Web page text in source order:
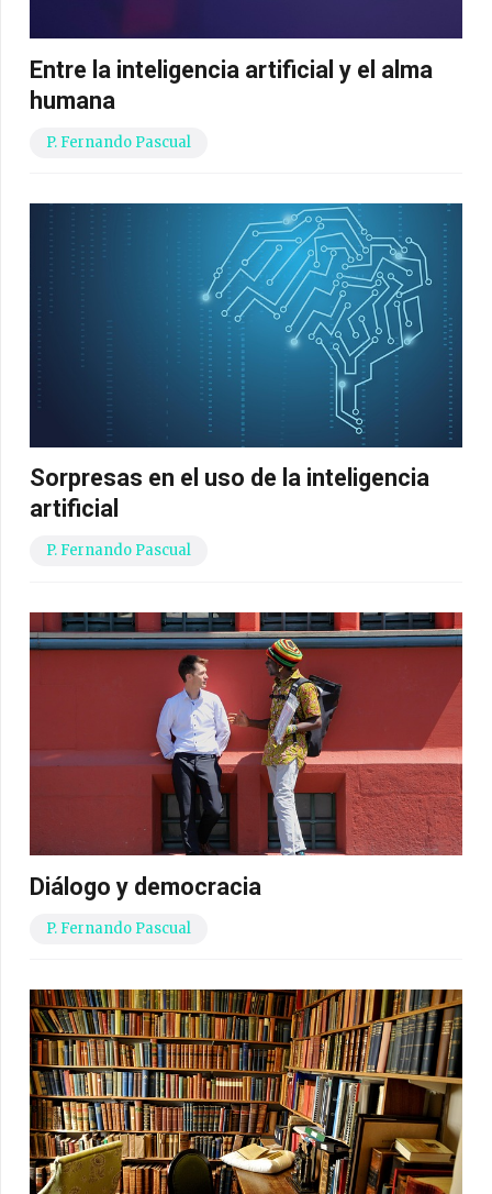
Entre la inteligencia artificial y el alma
humana
P. Fernando Pascual
Sorpresas en el uso de la inteligencia
artificial
P. Fernando Pascual
Diálogo y democracia
P. Fernando Pascual